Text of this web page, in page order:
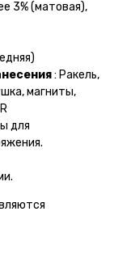
3% (матовая),
: Ракель,
магниты,
для